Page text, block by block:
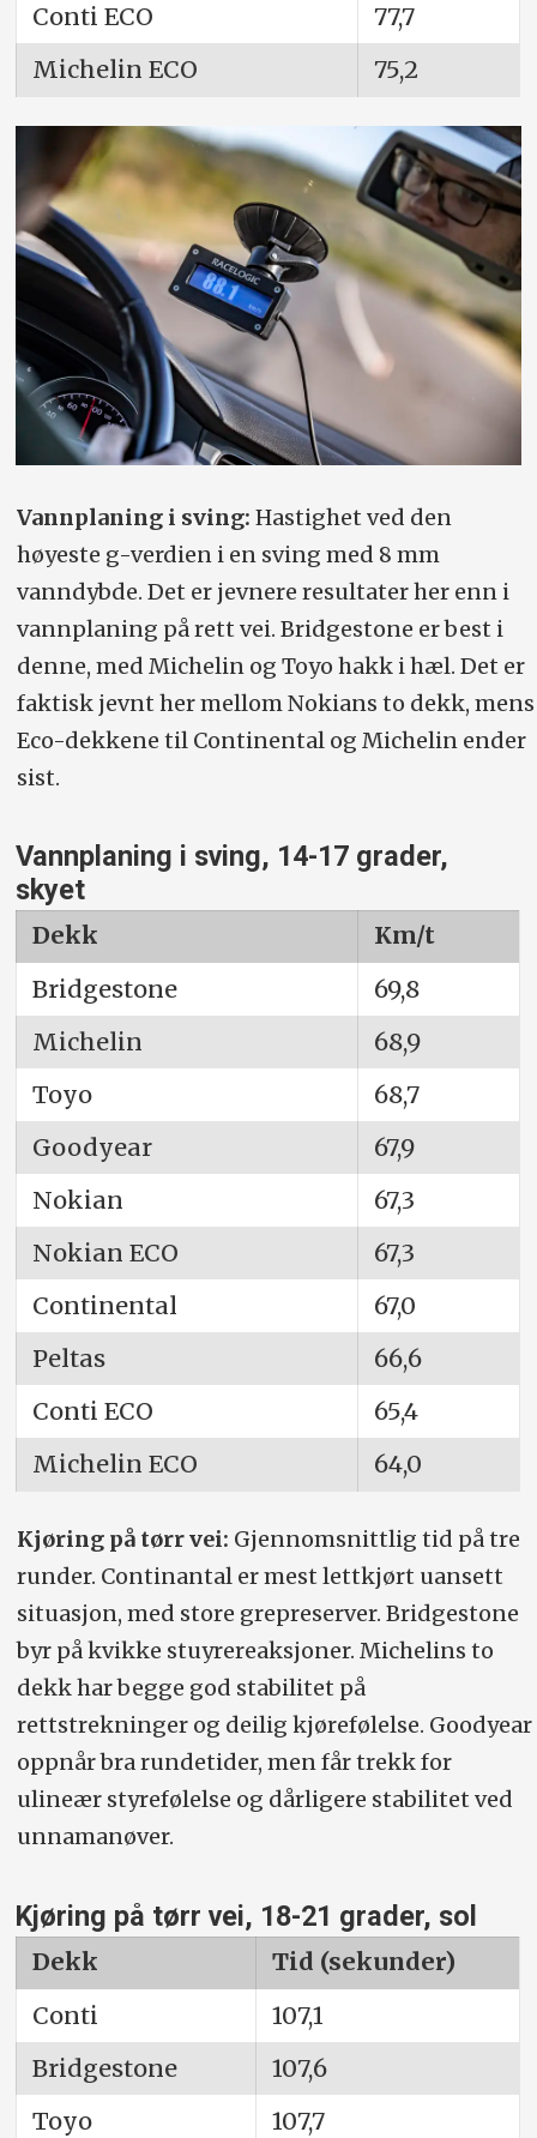
Conti ECO
77,7
Michelin ECO
75,2
Vannplaning i sving: Hastighet ved den
høyeste g-verdien i en sving med 8 mm
vanndybde. Det er jevnere resultater her enn i
vannplaning på rett vei. Bridgestone er best i
denne, med Michelin og Toyo hakk i hæl. Det er
faktisk jevnt her mellom Nokians to dekk, mens
Eco-dekkene til Continental og Michelin ender
sist.
Vannplaning i sving, 14-17 grader,
skyet
Dekk
Km/t
Bridgestone
69,8
Michelin
68,9
Toyo
68,7
Goodyear
67,9
Nokian
67,3
Nokian ECO
67,3
Continental
67,0
Peltas
66,6
Conti ECO
65,4
Michelin ECO
64,0
Kjøring på tørr vei: Gjennomsnittlig tid på tre
runder. Continantal er mest lettkjørt uansett
situasjon, med store grepreserver. Bridgestone
byr på kvikke stuyrereaksjoner. Michelins to
dekk har begge god stabilitet på
rettstrekninger og deilig kjørefølelse. Goodyear
oppnår bra rundetider, men får trekk for
ulineær styrefølelse og dårligere stabilitet ved
unnamanøver.
Kjøring på tørr vei, 18-21 grader, sol
Dekk
Tid (sekunder)
Conti
107,1
Bridgestone
107,6
Toyo
107,7